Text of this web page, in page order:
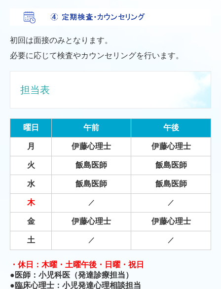
初回は面接のみとなります。
必要に応じて検査やカウンセリングを行います。
担当表
曜日 午前 午後
月 伊藤心理士 伊藤心理士
火 飯島医師 飯島医師
水 飯島医師 飯島医師
木 ／ ／
金 伊藤心理士 伊藤心理士
土 ／ ／
・休日：木曜・土曜午後・日曜・祝日
●医師：小児科医（発達診療担当）
●臨床心理士：小児発達心理相談担当